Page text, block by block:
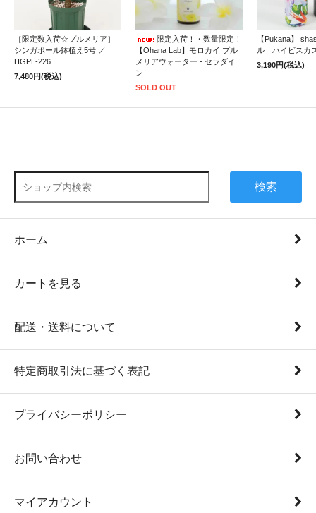
［限定数入荷☆プルメリア］
シンガポール鉢植え5号 ／
HGPL-226
7,480円(税込)
限定入荷！・数量限定！
【Ohana Lab】モロカイ プル
メリアウォーター - セラダイ
ン -
SOLD OUT
【Pukana】
ル ハイビスカ
3,190円(税込)
検索
ホーム
カートを見る
配送・送料について
特定商取引法に基づく表記
プライバシーポリシー
お問い合わせ
マイアカウント